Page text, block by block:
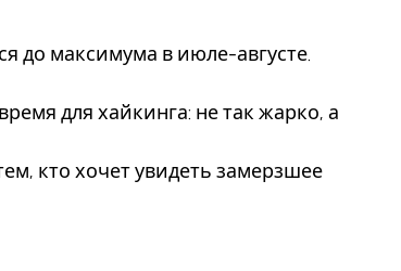
до максимума в июле-августе.
для хайкинга: не так жарко, а
кто хочет увидеть замерзшее